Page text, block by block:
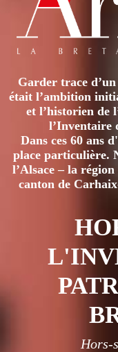
Garder trace
était l’ambition
et l’historien de
l’Inventaire
Dans ces 60 ans
place particulière.
l’Alsace – la
canton de
Hors-